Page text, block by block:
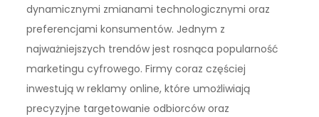
dynamicznymi zmianami technologicznymi oraz
preferencjami konsumentów. Jednym z
najważniejszych trendów jest rosnąca popularność
marketingu cyfrowego. Firmy coraz częściej
inwestują w reklamy online, które umożliwiają
precyzyjne targetowanie odbiorców oraz